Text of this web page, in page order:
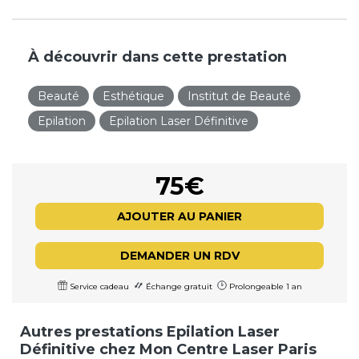
À découvrir dans cette prestation
Beauté Esthétique
Institut de Beauté
Epilation
Epilation Laser Définitive
75€
AJOUTER AU PANIER
DEMANDER UN RDV
Service cadeau Échange gratuit Prolongeable 1 an
Autres prestations Epilation Laser
Définitive chez Mon Centre Laser Paris